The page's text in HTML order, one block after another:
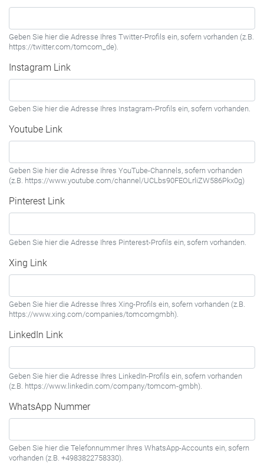
Geben Sie hier die Adresse Ihres Twitter-Profils ein, sofern vorhanden (z.B.
https://twitter.com/tomcom_de).
Instagram Link
Geben Sie hier die Adresse Ihres Instagram-Profils ein, sofern vorhanden.
Youtube Link
Geben Sie hier die Adresse Ihres YouTube-Channels, sofern vorhanden
(z.B. https://www.youtube.com/channel/UCLbs90FEOLrliZW586Pkx0g)
Pinterest Link
Geben Sie hier die Adresse Ihres Pinterest-Profils ein, sofern vorhanden.
Xing Link
Geben Sie hier die Adresse Ihres Xing-Profils ein, sofern vorhanden (z.B.
https://www.xing.com/companies/tomcomgmbh).
LinkedIn Link
Geben Sie hier die Adresse Ihres LinkedIn-Profils ein, sofern vorhanden
(z.B. https://www.linkedin.com/company/tomcom-gmbh).
WhatsApp Nummer
Geben Sie hier die Telefonnummer Ihres WhatsApp-Accounts ein, sofern
vorhanden (z.B. +4983822758330).